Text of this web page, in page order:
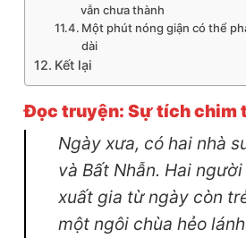
vẫn chưa thành
Một phút nóng giận có thể
dài
Kết lại
Đọc truyện: Sự tích chim
Ngày xưa, có hai nhà
và Bất Nhẫn. Hai
xuất gia từ ngày còn
một ngôi chùa hẻo